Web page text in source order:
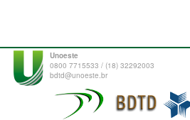
Unoeste
0800 7715533 / (18) 32292003
bdtd@unoeste.br